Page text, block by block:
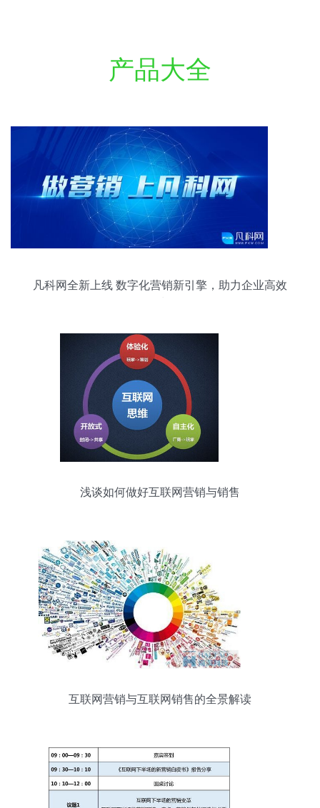
产品大全
凡科网全新上线 数字化营销新引擎，助力企业高效
浅谈如何做好互联网营销与销售
互联网营销与互联网销售的全景解读